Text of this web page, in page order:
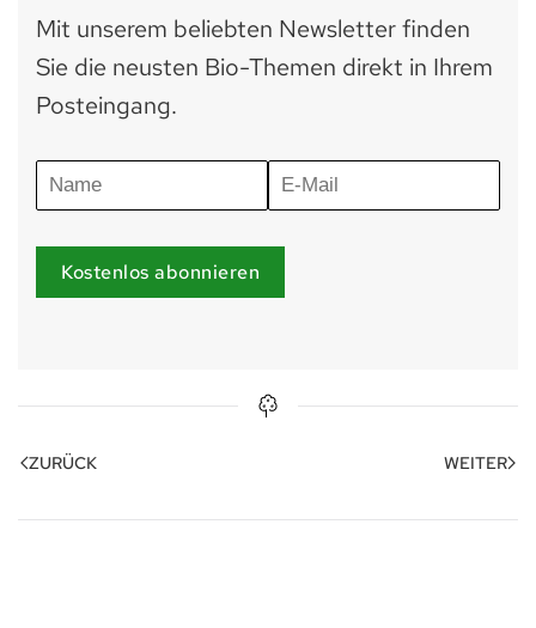
Mit unserem beliebten Newsletter finden
Sie die neusten Bio-Themen direkt in Ihrem
Posteingang.
Kostenlos abonnieren
ZURÜCK WEITER